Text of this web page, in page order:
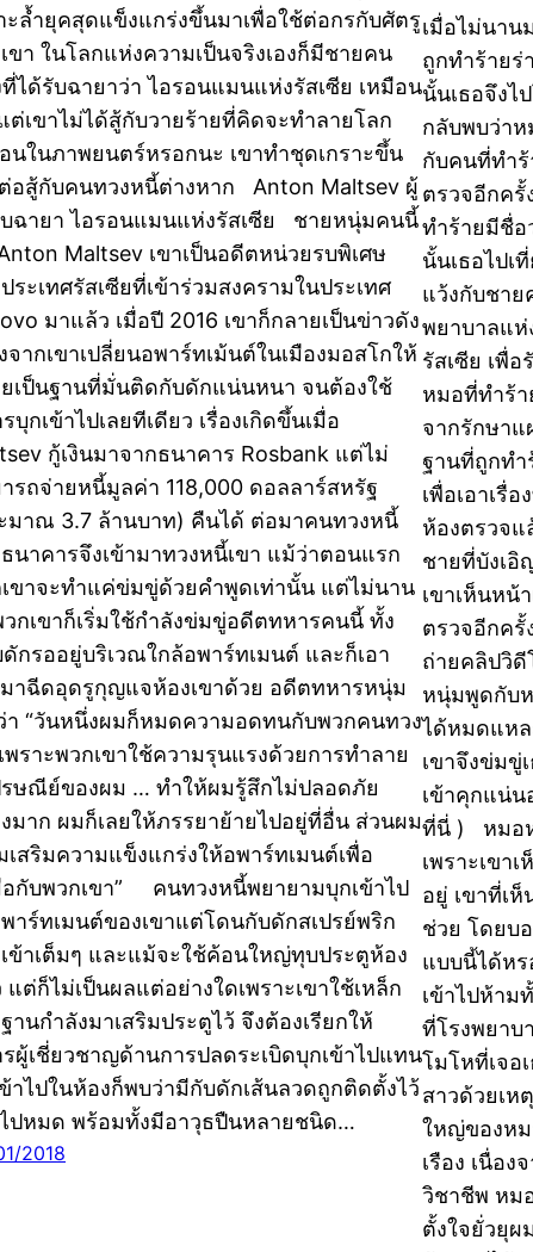
ะล้ำยุคสุดแข็งแกร่งขึ้นมาเพื่อใช้ต่อกรกับศัตรู
ขา ในโลกแห่งความเป็นจริงเองก็มีชายคน
ได้รับฉายาว่า ไอรอนแมนแห่งรัสเซีย เหมือน
ต่เขาไม่ได้สู้กับวายร้ายที่คิดจะทำลายโลก
นในภาพยนตร์หรอกนะ เขาทำชุดเกราะขึ้น
อสู้กับคนทวงหนี้ต่างหาก Anton Maltsev ผู้
ฉายา ไอรอนแมนแห่งรัสเซีย ชายหนุ่มคนนี้
Maltsev เขาเป็นอดีตหน่วยรบพิเศษ
ระเทศรัสเซียที่เข้าร่วมสงครามในประเทศ
มาแล้ว เมื่อปี 2016 เขาก็กลายเป็นข่าวดัง
จากเขาเปลี่ยนอพาร์ทเม้นต์ในเมืองมอสโกให้
เป็นฐานที่มั่นติดกับดักแน่นหนา จนต้องใช้
บุกเข้าไปเลยทีเดียว เรื่องเกิดขึ้นเมื่อ
กู้เงินมาจากธนาคาร Rosbank แต่ไม่
รถจ่ายหนี้มูลค่า 118,000 ดอลลาร์สหรัฐ
มาณ 3.7 ล้านบาท) คืนได้ ต่อมาคนทวงหนี้
นาคารจึงเข้ามาทวงหนี้เขา แม้ว่าตอนแรก
ขาจะทำแค่ข่มขู่ด้วยคำพูดเท่านั้น แต่ไม่นาน
กเขาก็เริ่มใช้กำลังข่มขู่อดีตทหารคนนี้ ทั้ง
กรออยู่บริเวณใกล้อพาร์ทเมนต์ และก็เอา
าฉีดอุดรูกุญแจห้องเขาด้วย อดีตทหารหนุ่ม
า “วันหนึ่งผมก็หมดความอดทนกับพวกคนทวง
พราะพวกเขาใช้ความรุนแรงด้วยการทำลาย
ษณีย์ของผม … ทำให้ผมรู้สึกไม่ปลอดภัย
มาก ผมก็เลยให้ภรรยาย้ายไปอยู่ที่อื่น ส่วนผม
เสริมความแข็งแกร่งให้อพาร์ทเมนต์เพื่อ
กับพวกเขา” คนทวงหนี้พยายามบุกเข้าไป
าร์ทเมนต์ของเขาแต่โดนกับดักสเปรย์พริก
ข้าเต็มๆ และแม้จะใช้ค้อนใหญ่ทุบประตูห้อง
แต่ก็ไม่เป็นผลแต่อย่างใดเพราะเขาใช้เหล็ก
านกำลังมาเสริมประตูไว้ จึงต้องเรียกให้
ผู้เชี่ยวชาญด้านการปลดระเบิดบุกเข้าไปแทน
าไปในห้องก็พบว่ามีกับดักเส้นลวดถูกติดตั้งไว้
ปหมด พร้อมทั้งมีอาวุธปืนหลายชนิด…
2018
เมื่อไม่นาน
ถูกทำร้ายร่
นั้นเธอจึงไ
กลับพบว่าห
กับคนที่ทำร้
ตรวจอีกค
ทำร้ายมีชื่อ
นั้นเธอไปเ
แว้งกับชาย
พยาบาลแห่
รัสเซีย เพื่
หมอที่ทำร้า
จากรักษาแ
ฐานที่ถูกทำ
เพื่อเอาเรื่
ห้องตรวจแ
ชายที่บังเอิ
เขาเห็นหน้
ตรวจอีกครั้
ถ่ายคลิปวิดี
หนุ่มพูดกับ
ได้หมดแห
เขาจึงข่มขู่
เข้าคุกแน่
ที่นี่ ) หมอห
เพราะเขา
อยู่ เขาที่เ
ช่วย โดยบ
แบบนี้ได้ห
เข้าไปห้าม
ที่โรงพยาบ
โมโหที่เจอ
สาวด้วยเ
ใหญ่ของห
เรือง เนื่อ
วิชาชีพ หม
ตั้งใจยั่วยุผ